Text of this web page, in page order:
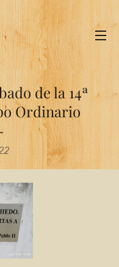
de la 14ª
Ordinario